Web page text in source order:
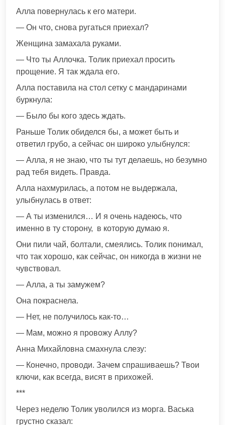
Алла повернулась к его матери.
— Он что, снова ругаться приехал?
Женщина замахала руками.
— Что ты Аллочка. Толик приехал просить
прощение. Я так ждала его.
Алла поставила на стол сетку с мандаринами
буркнула:
— Было бы кого здесь ждать.
Раньше Толик обиделся бы, а может быть и
ответил грубо, а сейчас он широко улыбнулся:
— Алла, я не знаю, что ты тут делаешь, но безумно
рад тебя видеть. Правда.
Алла нахмурилась, а потом не выдержала,
улыбнулась в ответ:
— А ты изменился… И я очень надеюсь, что
именно в ту сторону, в которую думаю я.
Они пили чай, болтали, смеялись. Толик понимал,
что так хорошо, как сейчас, он никогда в жизни не
чувствовал.
— Алла, а ты замужем?
Она покраснела.
— Нет, не получилось как-то…
— Мам, можно я провожу Аллу?
Анна Михайловна смахнула слезу:
— Конечно, проводи. Зачем спрашиваешь? Твои
ключи, как всегда, висят в прихожей.
***
Через неделю Толик уволился из морга. Васька
грустно сказал: